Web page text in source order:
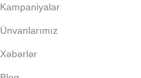
Kampaniyalar
Ünvanlarımız
Xəbərlər